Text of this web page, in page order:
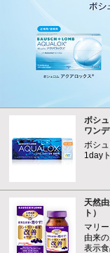
ボシ
ワン
ボシ
1day
天然
ト）
マリ
由来
表示食